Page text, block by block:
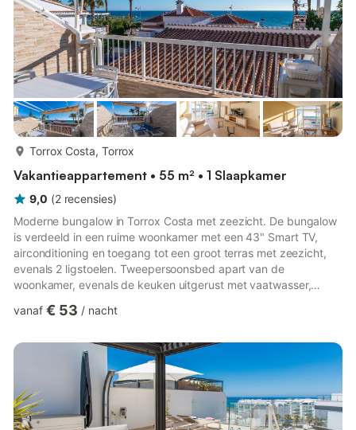
Torrox Costa, Torrox
Vakantieappartement • 55 m² • 1 Slaapkamer
9,0 (2 recensies)
Moderne bungalow in Torrox Costa met zeezicht. De bungalow
is verdeeld in een ruime woonkamer met een 43" Smart TV,
airconditioning en toegang tot een groot terras met zeezicht,
evenals 2 ligstoelen. Tweepersoonsbed apart van de
woonkamer, evenals de keuken uitgerust met vaatwasser,
over een gemeenschappelijk zwembad (geopend in het
strandtentjes, restaurants en het strand. Huisdieren niet
toegestaan, met een boete van €200. De gast dient het afval in
de openbare containe...
vanaf € 53 / nacht